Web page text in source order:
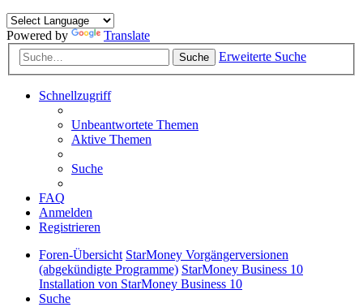
Powered by Translate
Suche Erweiterte Suche
Schnellzugriff
Unbeantwortete Themen
Aktive Themen
Suche
FAQ
Anmelden
Registrieren
Foren-Übersicht StarMoney Vorgängerversionen
(abgekündigte Programme) StarMoney Business 10
Installation von StarMoney Business 10
Suche